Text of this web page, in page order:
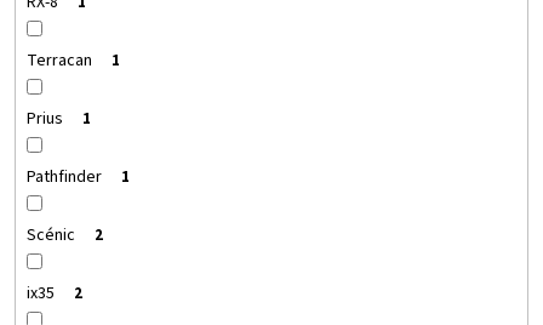
Terracan 1
Prius 1
Pathfinder 1
Scénic 2
ix35 2